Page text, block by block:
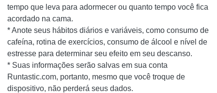
tempo que leva para adormecer ou quanto tempo você fica
acordado na cama.
* Anote seus hábitos diários e variáveis, como consumo de
cafeína, rotina de exercícios, consumo de álcool e nível de
estresse para determinar seu efeito em seu descanso.
* Suas informações serão salvas em sua conta
Runtastic.com, portanto, mesmo que você troque de
dispositivo, não perderá seus dados.